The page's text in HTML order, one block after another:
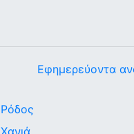
Εφημερεύοντα
Ρόδος
Χανιά